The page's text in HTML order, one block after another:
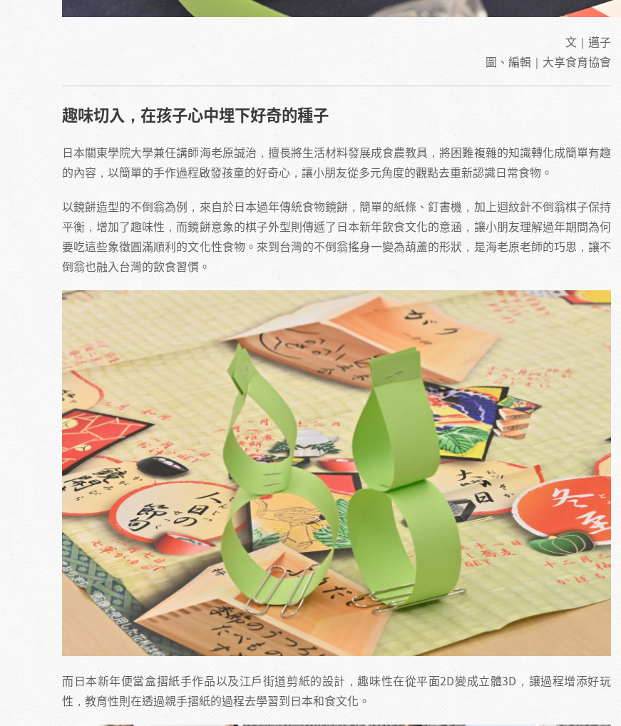
文｜邁子
圖、編輯｜大享食育協會
趣味切入，在孩子心中埋下好奇的種子
日本關東學院大學兼任講師海老原誠治，擅長將生活材料發展成食農教具，將困難複雜的知識轉化成簡單有趣
的內容，以簡單的手作過程啟發孩童的好奇心，讓小朋友從多元角度的觀點去重新認識日常食物。
以鏡餅造型的不倒翁為例，來自於日本過年傳統食物鏡餅，簡單的紙條、釘書機，加上迴紋針不倒翁棋子保持
平衡，增加了趣味性，而鏡餅意象的棋子外型則傳遞了日本新年飲食文化的意涵，讓小朋友理解過年期間為何
要吃這些象徵圓滿順利的文化性食物。來到台灣的不倒翁搖身一變為葫蘆的形狀，是海老原老師的巧思，讓不
倒翁也融入台灣的飲食習慣。
而日本新年便當盒摺紙手作品以及江戶街道剪紙的設計，趣味性在從平面2D變成立體3D，讓過程增添好玩
性，教育性則在透過親手摺紙的過程去學習到日本和食文化。